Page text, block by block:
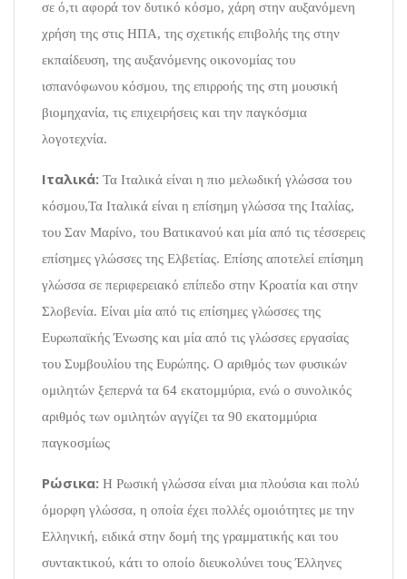
σε ό,τι αφορά τον δυτικό κόσμο, χάρη στην αυξανόμενη
χρήση της στις ΗΠΑ, της σχετικής επιβολής της στην
εκπαίδευση, της αυξανόμενης οικονομίας του
ισπανόφωνου κόσμου, της επιρροής της στη μουσική
βιομηχανία, τις επιχειρήσεις και την παγκόσμια
λογοτεχνία.
Ιταλικά: Τα Ιταλικά είναι η πιο μελωδική γλώσσα του
κόσμου,Τα Ιταλικά είναι η επίσημη γλώσσα της Ιταλίας,
του Σαν Μαρίνο, του Βατικανού και μία από τις τέσσερεις
επίσημες γλώσσες της Ελβετίας. Επίσης αποτελεί επίσημη
γλώσσα σε περιφερειακό επίπεδο στην Κροατία και στην
Σλοβενία. Είναι μία από τις επίσημες γλώσσες της
Ευρωπαϊκής Ένωσης και μία από τις γλώσσες εργασίας
του Συμβουλίου της Ευρώπης. Ο αριθμός των φυσικών
ομιλητών ξεπερνά τα 64 εκατομμύρια, ενώ ο συνολικός
αριθμός των ομιλητών αγγίζει τα 90 εκατομμύρια
παγκοσμίως
Ρώσικα: Η Ρωσική γλώσσα είναι μια πλούσια και πολύ
όμορφη γλώσσα, η οποία έχει πολλές ομοιότητες με την
Ελληνική, ειδικά στην δομή της γραμματικής και του
συντακτικού, κάτι το οποίο διευκολύνει τους Έλληνες